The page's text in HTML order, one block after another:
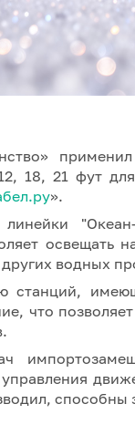
18, 21 фут
».
линейки
освещать
водных
станций,
что